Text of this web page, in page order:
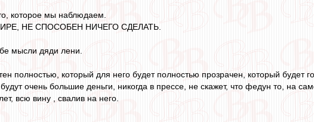
которое мы наблюдаем.
НЕ СПОСОБЕН НИЧЕГО СДЕЛАТЬ.
мысли дяди лени.
полностью, который для него будет полностью прозрачен, который будет
очень большие деньги, никогда в прессе, не скажет, что федун то, на
всю вину , свалив на него.